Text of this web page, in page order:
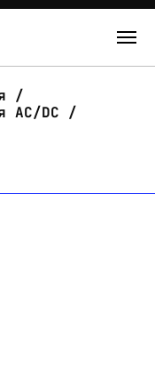
AC/DC